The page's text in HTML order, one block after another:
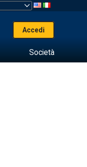
Accedi
Società